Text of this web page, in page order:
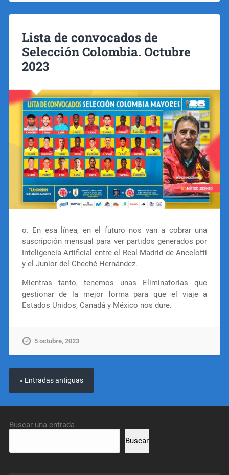
Lista de convocados de
Selección Colombia. Octubre
2023
o. En esa línea, en el futuro nos van a cobrar una
suscripción mensual para ver partidos generados por
Inteligencia Artificial entre el Real Madrid de Ancelotti
y el Junior del Cheché Hernández.
Mientras tanto, tenemos unas Eliminatorias que
gestionar de la mejor forma para que el viaje a
Estados Unidos, Canadá y México nos dure.
5 octubre, 2023
« Entradas antiguas
Buscar una entrada
Buscar